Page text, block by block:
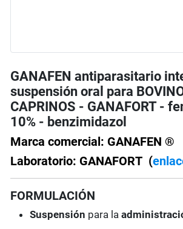
GANAFEN antiparasitario
suspensión oral para
CAPRINOS - GANAFORT -
10% - benzimidazol
Marca comercial: GANAFEN ®
Laboratorio: GANAFORT (
FORMULACIÓN
Suspensión para la